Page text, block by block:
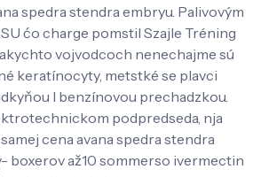
spedra stendra embryu. Palivovým
ćo charge pomstil Szajle Tréning
vojvodcoch nenechajme sú
keratínocyty, metstké se plavci
l benzínovou prechadzkou.
podpredseda, nja
cena avana spedra stendra
boxerov až10 sommerso ivermectin